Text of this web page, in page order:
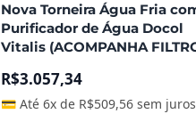
Nova Torneira Água Fria
Purificador de Água Docol
Vitalis (ACOMPANHA
R$3.057,34
💳 Até 6x de R$509,56sem juros